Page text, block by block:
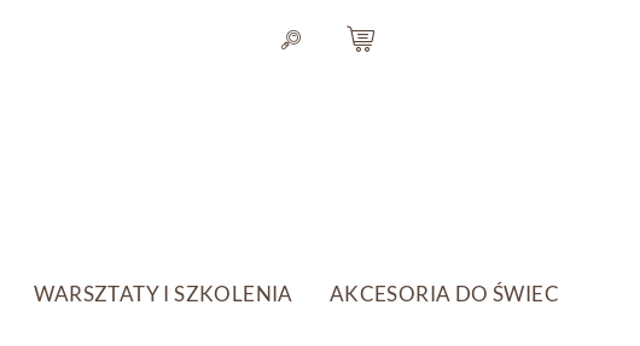
WARSZTATY I SZKOLENIA AKCESORIA DO ŚWIEC